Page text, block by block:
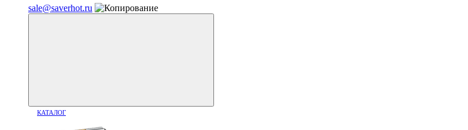
sale@saverhot.ru
КАТАЛОГ